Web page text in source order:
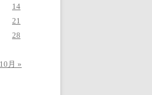
14
21
28
10月 »